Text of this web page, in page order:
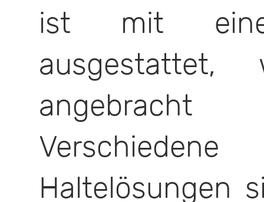
ist mit
ausgestattet,
Haltelösungen